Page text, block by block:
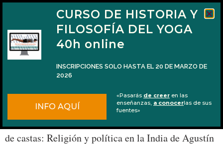
El libro ‘La sociedad de castas’ de Agustín
Pániker
Acabo de terminar la lectura del libro La sociedad
de castas: Religión y política en la India de Agustín
CURSO DE HISTORIA Y
FILOSOFÍA DEL YOGA
40h online
INSCRIPCIONES SOLO HASTA EL 20 DE MARZO DE
2026
INFO AQUÍ
«Pasarás de creer en las
enseñanzas, a conocerlas de sus
fuentes»